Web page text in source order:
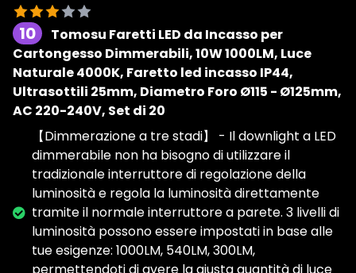
10
Tomosu Faretti LED da Incasso per
Cartongesso Dimmerabili, 10W 1000LM, Luce
Naturale 4000K, Faretto led incasso IP44,
Ultrasottili 25mm, Diametro Foro Ø115 - Ø125mm,
AC 220-240V, Set di 20
【Dimmerazione a tre stadi】 - Il downlight a LED
dimmerabile non ha bisogno di utilizzare il
tradizionale interruttore di regolazione della
luminosità e regola la luminosità direttamente
tramite il normale interruttore a parete. 3 livelli di
luminosità possono essere impostati in base alle
tue esigenze: 1000LM, 540LM, 300LM,
permettendoti di avere la giusta quantità di luce